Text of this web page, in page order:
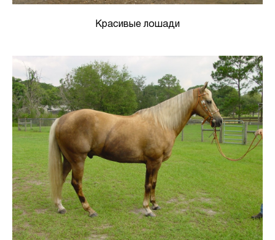
Красивые лошади